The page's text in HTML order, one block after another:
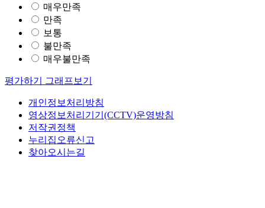
매우만족
만족
보통
불만족
매우불만족
평가하기 그래프보기
개인정보처리방침
영상정보처리기기(CCTV)운영방침
저작권정책
누리집오류신고
찾아오시는길